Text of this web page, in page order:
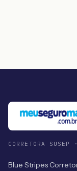
CORRETORA
Blue Stripes